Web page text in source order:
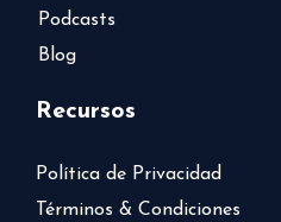
Podcasts
Blog
Recursos
Política de Privacidad
Términos & Condiciones